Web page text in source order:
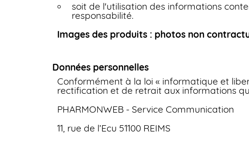
soit de l'utilisation des informations
responsabilité.
Images des produits : photos non
Données personnelles
Conformément à la loi « informatique et
rectification et de retrait aux informations
PHARMONWEB - Service Communication
11, rue de l’Ecu 51100 REIMS